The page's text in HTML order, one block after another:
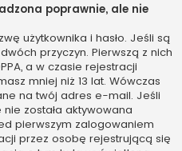
poprawnie, ale nie
użytkownika i hasło. Jeśli są
przyczyn. Pierwszą z nich
a w czasie rejestracji
mniej niż 13 lat. Wówczas
na twój adres e-mail. Jeśli
została aktywowana
pierwszym zalogowaniem
przez osobę rejestrującą się